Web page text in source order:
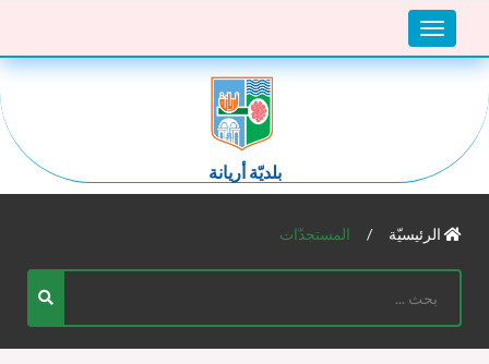
Toggle
navigation
بلديّة أريانة
الرئيسيّة المستجدّات